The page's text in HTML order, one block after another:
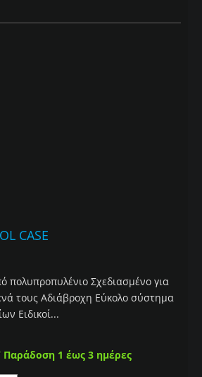
CASE
πολυπροπυλένιο Σχεδιασμένο για
τους Αδιάβροχη Εύκολο σύστημα
Ειδικοί...
1 έως 3 ημέρες